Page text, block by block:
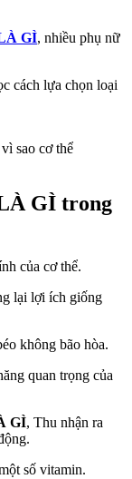
GÌ, nhiều phụ nữ
cách lựa chọn loại
sao cơ thể
GÌ trong
của cơ thể.
lại lợi ích giống
không bão hòa.
quan trọng của
GÌ, Thu nhận ra
số vitamin.